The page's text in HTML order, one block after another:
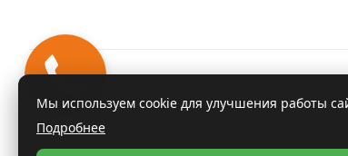
Информация о товарах и услугах, размещенная
проконсультироваться с врачом и
Мы используем cookie для улучшения работы
Подробнее
Закажи